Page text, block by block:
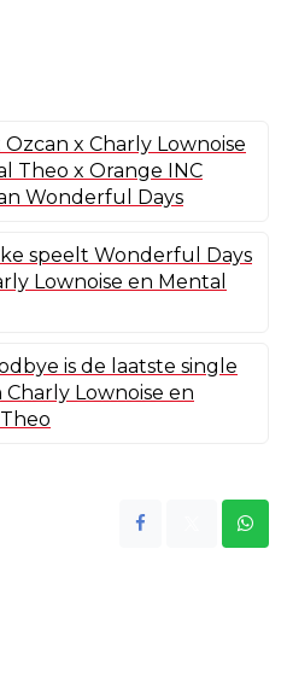
x Charly Lownoise
Theo x Orange INC
Wonderful Days
speelt Wonderful Days
Lownoise en Mental
is de laatste single
Charly Lownoise en